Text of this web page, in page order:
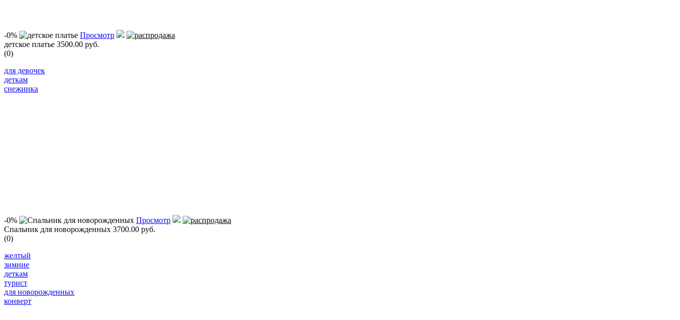
-0%
Просмотр
детское платье 3500.00 руб.
(0)
для девочек
деткам
снежинка
-0%
Просмотр
Спальник для новорожденных 3700.00 руб.
(0)
желтый
зимние
деткам
турист
для новорожденных
конверт